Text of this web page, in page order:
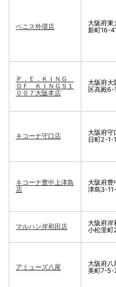
ベニス外環店
大阪府東
新町16-
Ｐ．Ｅ．ＫＩＮＧ
ＯＦ ＫＩＮＧＳ１
００７大阪本店
大阪府大
区高殿6-
キコーナ守口店
大阪府守
日町2-1-
キコーナ豊中上津島
店
大阪府豊
津島3-
マルハン岸和田店
大阪府岸
小松里町
アミューズ八尾
大阪府八
美町7-5-